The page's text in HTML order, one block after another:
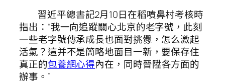
習近平總書記2月10日在稻噴鼻村考核時
指出：“我一向追蹤關心北京的老字號，此刻
一些老字號傳承成長也面對挑釁，怎么激起
活氣？這并不是簡略地面目一新，要保存住
真正的包養網心得內在，同時晉陞各方面的
辦事。”